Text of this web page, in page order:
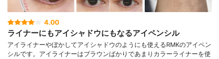
4.00
ライナーにもアイシャドウにもなるアイペンシル
アイライナーやぼかしてアイシャドウのようにも使えるRMKのアイペン
シルです。アイライナーはブラウンばかりであまりカラーライナーを使